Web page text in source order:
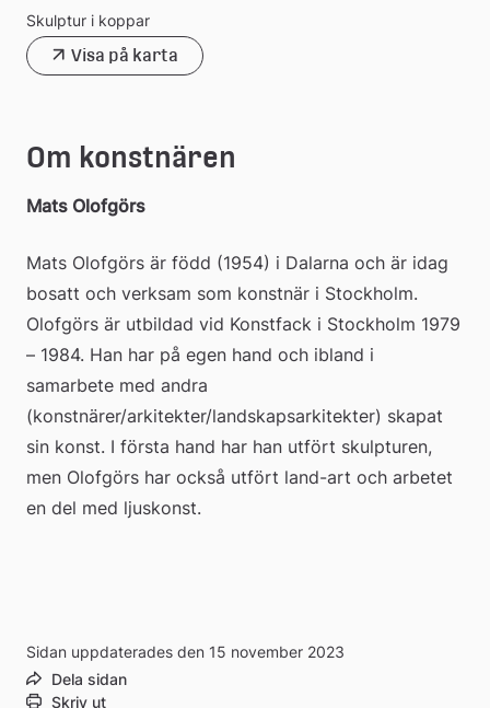
Skulptur i koppar
Visa på karta
Om konstnären
Mats Olofgörs
Mats Olofgörs är född (1954) i Dalarna och är idag
bosatt och verksam som konstnär i Stockholm.
Olofgörs är utbildad vid Konstfack i Stockholm 1979
– 1984. Han har på egen hand och ibland i
samarbete med andra
(konstnärer/arkitekter/landskapsarkitekter) skapat
sin konst. I första hand har han utfört skulpturen,
men Olofgörs har också utfört land-art och arbetet
en del med ljuskonst.
Sidan uppdaterades den 15 november 2023
Dela sidan
Skriv ut